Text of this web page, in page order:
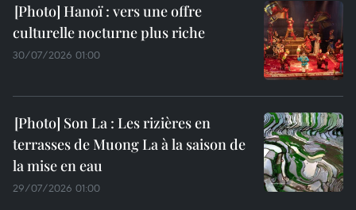
Hanoï : vers une offre
culturelle nocturne plus riche
30/07/2026 01:00
Son La : Les rizières en
terrasses de Muong La à la saison de
la mise en eau
29/07/2026 01:00